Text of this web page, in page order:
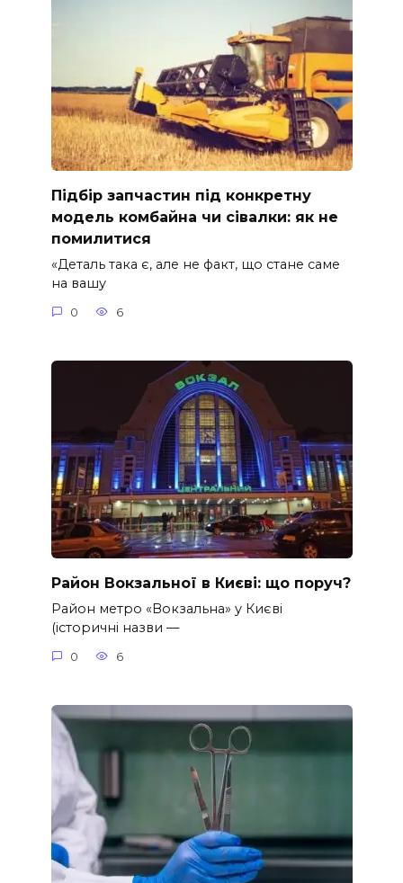
Підбір запчастин під конкретну
модель комбайна чи сівалки: як не
помилитися
«Деталь така є, але не факт, що стане саме
на вашу
0 6
Район Вокзальної в Києві: що поруч?
Район метро «Вокзальна» у Києві
(історичні назви —
0 6